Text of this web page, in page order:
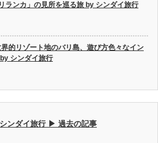
ランカ」の見所を巡る旅 by シンダイ旅行
界的リゾート地のバリ島、遊び方色々なイン
by シンダイ旅行
ンダイ旅行 ▶ 過去の記事